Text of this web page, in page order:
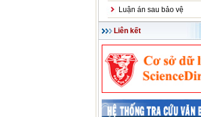
Luận án sau bảo vệ
Liên kết